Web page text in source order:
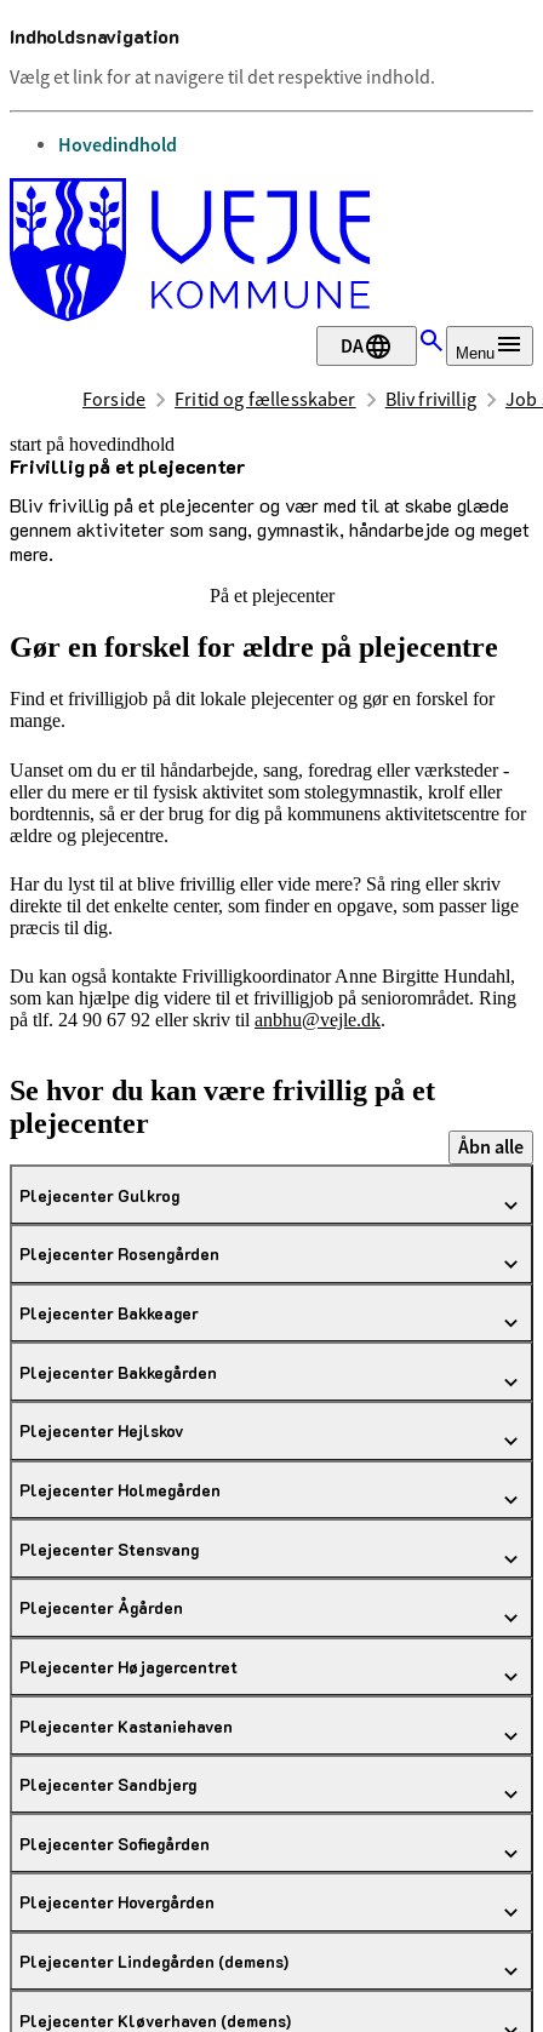
Indholdsnavigation
Vælg et link for at navigere til det respektive indhold.
gå til
Hovedindhold
DA Menu
Forside Fritid og fællesskaber Bliv frivillig Job
start på hovedindhold
Frivillig på et plejecenter
Bliv frivillig på et plejecenter og vær med til at skabe glæde
gennem aktiviteter som sang, gymnastik, håndarbejde og meget
mere.
senest opdateret 13. maj 2025
På et plejecenter
Gør en forskel for ældre på plejecentre
Find et frivilligjob på dit lokale plejecenter og gør en forskel for
mange.
Uanset om du er til håndarbejde, sang, foredrag eller værksteder -
eller du mere er til fysisk aktivitet som stolegymnastik, krolf eller
bordtennis, så er der brug for dig på kommunens aktivitetscentre for
ældre og plejecentre.
Har du lyst til at blive frivillig eller vide mere? Så ring eller skriv
direkte til det enkelte center, som finder en opgave, som passer lige
præcis til dig.
Du kan også kontakte Frivilligkoordinator Anne Birgitte Hundahl,
som kan hjælpe dig videre til et frivilligjob på seniorområdet. Ring
på tlf. 24 90 67 92 eller skriv til anbhu@vejle.dk.
Se hvor du kan være frivillig på et
plejecenter
Åbn alle
Plejecenter Gulkrog
Plejecenter Rosengården
Plejecenter Bakkeager
Plejecenter Bakkegården
Plejecenter Hejlskov
Plejecenter Holmegården
Plejecenter Stensvang
Plejecenter Ågården
Plejecenter Højagercentret
Plejecenter Kastaniehaven
Plejecenter Sandbjerg
Plejecenter Sofiegården
Plejecenter Hovergården
Plejecenter Lindegården (demens)
Plejecenter Kløverhaven (demens)